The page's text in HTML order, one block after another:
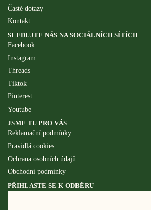
Časté dotazy
Kontakt
SLEDUJTE NÁS NA SOCIÁLNÍCH SÍTÍCH
Facebook
Instagram
Threads
Tiktok
Pinterest
Youtube
JSME TU PRO VÁS
Reklamační podmínky
Pravidlá cookies
Ochrana osobních údajů
Obchodní podmínky
PŘIHLASTE SE K ODBĚRU